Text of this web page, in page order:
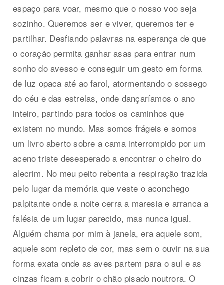
espaço para voar, mesmo que o nosso voo seja
sozinho. Queremos ser e viver, queremos ter e
partilhar. Desfiando palavras na esperança de que
o coração permita ganhar asas para entrar num
sonho do avesso e conseguir um gesto em forma
de luz opaca até ao farol, atormentando o sossego
do céu e das estrelas, onde dançaríamos o ano
inteiro, partindo para todos os caminhos que
existem no mundo. Mas somos frágeis e somos
um livro aberto sobre a cama interrompido por um
aceno triste desesperado a encontrar o cheiro do
alecrim. No meu peito rebenta a respiração trazida
pelo lugar da memória que veste o aconchego
palpitante onde a noite cerra a maresia e arranca a
falésia de um lugar parecido, mas nunca igual.
Alguém chama por mim à janela, era aquele som,
aquele som repleto de cor, mas sem o ouvir na sua
forma exata onde as aves partem para o sul e as
cinzas ficam a cobrir o chão pisado noutrora. O